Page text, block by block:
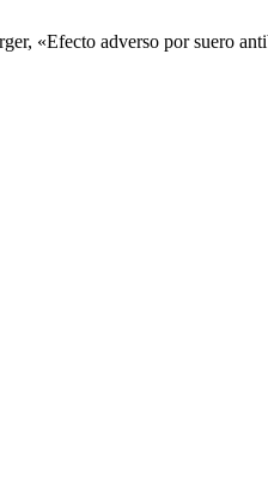
«Efecto adverso por suero